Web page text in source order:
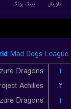
فلوربال پینگ پونگ
Mad Dogs League
Dragons
۱
Achilles
۲
Dragons
۱